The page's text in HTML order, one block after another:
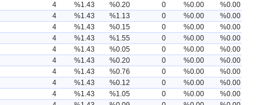
4 %1.43 %0.20 0 %0.00
%0.00
4 %1.43 %1.13 0 %0.00
%0.00
4 %1.43 %0.15 0 %0.00
%0.00
4 %1.43 %1.55 0 %0.00
%0.00
4 %1.43 %0.05 0 %0.00
%0.00
4 %1.43 %0.20 0 %0.00
%0.00
4 %1.43 %0.76 0 %0.00
%0.00
4 %1.43 %0.12 0 %0.00
%0.00
4 %1.43 %1.05 0 %0.00
%0.00